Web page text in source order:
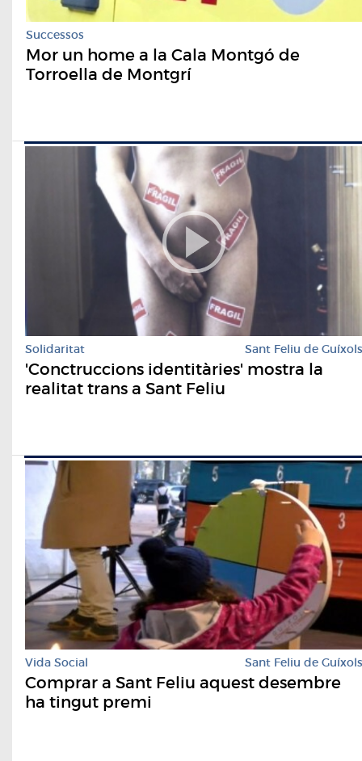
Successos
Mor un home a la Cala Montgó de
Torroella de Montgrí
Solidaritat Sant Feliu de Guíxols
'Conctruccions identitàries' mostra la
realitat trans a Sant Feliu
Vida Social Sant Feliu de Guíxols
Comprar a Sant Feliu aquest desembre
ha tingut premi